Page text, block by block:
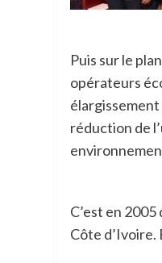
Puis sur le
opérateurs
réduction de
C’est en
Côte d’Ivoire.